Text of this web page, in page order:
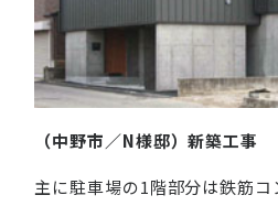
（中野市／N様邸）新築工事
主に駐車場の1階部分は鉄筋